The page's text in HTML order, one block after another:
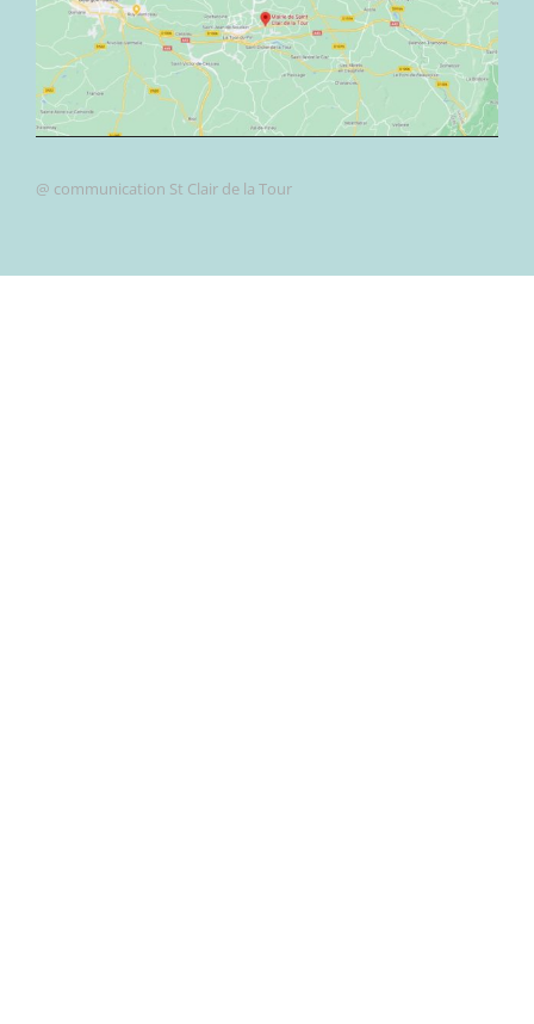
@ communication St Clair de la Tour